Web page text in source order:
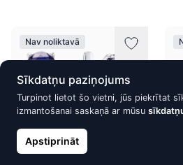
Nav noliktavā
Sīkdatņu paziņojums
Turpinot lietot šo vietni, jūs piekrītat
izmantošanai saskaņā ar mūsu
Apstiprināt